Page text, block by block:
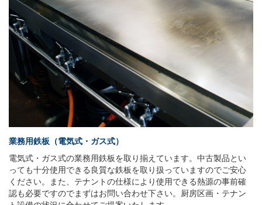
業務用鉄板（電気式・ガス式）
電気式・ガス式の業務用鉄板を取り揃えています。中古製品とい
っても十分使用できる良質な鉄板を取り扱っていますのでご安心
ください。また、テナントの仕様により使用できる熱源の事前確
認も必要ですのでまずはお問い合わせ下さい。厨房区画・テナン